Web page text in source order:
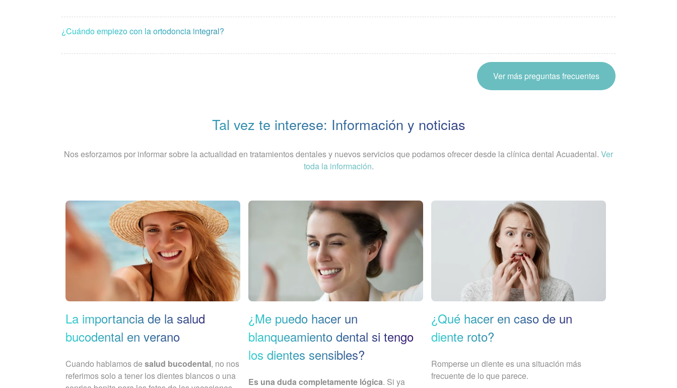
¿Cuándo empiezo con la ortodoncia integral?
Ver más preguntas frecuentes
Tal vez te interese: Información y noticias
Nos esforzamos por informar sobre la actualidad en tratamientos dentales y nuevos servicios que podamos ofrecer desde la clínica dental Acuadental. Ver
toda la información.
La importancia de la salud
bucodental en verano
Cuando hablamos de salud bucodental, no nos
referimos solo a tener los dientes blancos o una
¿Me puedo hacer un
blanqueamiento dental si tengo
los dientes sensibles?
Es una duda completamente lógica. Si ya
¿Qué hacer en caso de un
diente roto?
Romperse un diente es una situación más
frecuente de lo que parece.